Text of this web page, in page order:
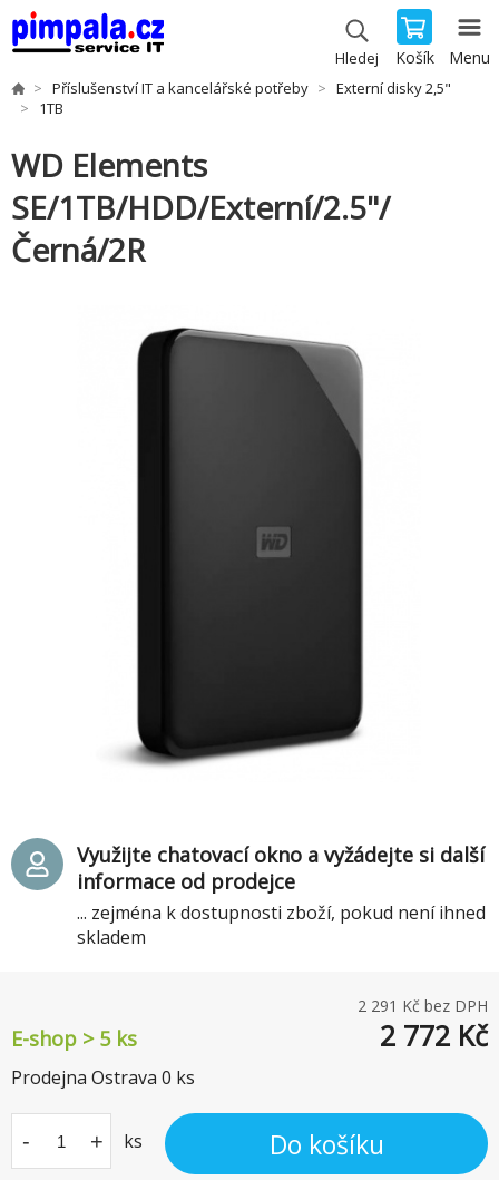
Hledej Košík Menu
Příslušenství IT a kancelářské potřeby
Externí disky 2,5"
1TB
WD Elements
SE/1TB/HDD/Externí/2.5"/
Černá/2R
2 291 Kč bez DPH
E-shop > 5 ks 2 772 Kč
Prodejna Ostrava 0 ks
- + ks Do košíku
Využijte chatovací okno a vyžádejte si další
informace od prodejce
... zejména k dostupnosti zboží, pokud není ihned
skladem